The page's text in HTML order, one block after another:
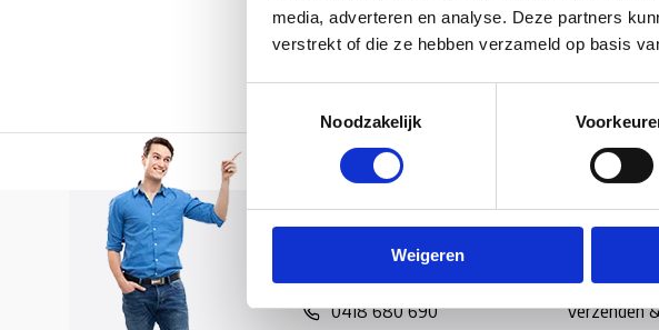
media, adverteren en analyse. Deze partners
verstrekt of die ze hebben verzameld op basis
Noodzakelijk
Weigeren
U krijgt overigens ook BOVAG
Voor 12:00 besteld, doorgaans dezelfde dag
Veelgestelde vragen
0418 680 690
Verzenden